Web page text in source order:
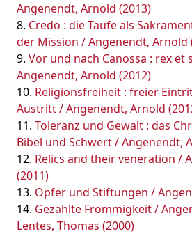
Angenendt, Arnold (2013)
Credo : die Taufe als
der Mission / Angenendt, Arnold
Vor und nach Canossa : rex et
Angenendt, Arnold (2012)
Religionsfreiheit : freier
Austritt / Angenendt, Arnold
Toleranz und Gewalt : das
Bibel und Schwert / Angenendt,
Relics and their veneration /
(2011)
Opfer und Stiftungen /
Gezählte Frömmigkeit /
Lentes, Thomas (2000)